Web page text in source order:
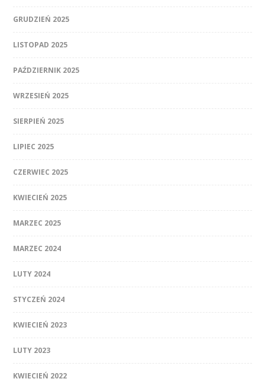
GRUDZIEŃ 2025
LISTOPAD 2025
PAŹDZIERNIK 2025
WRZESIEŃ 2025
SIERPIEŃ 2025
LIPIEC 2025
CZERWIEC 2025
KWIECIEŃ 2025
MARZEC 2025
MARZEC 2024
LUTY 2024
STYCZEŃ 2024
KWIECIEŃ 2023
LUTY 2023
KWIECIEŃ 2022